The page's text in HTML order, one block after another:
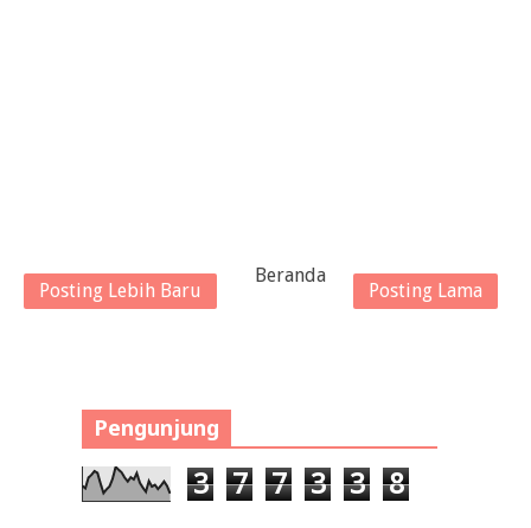
Posting Lebih Baru Posting Lama
Beranda
Pengunjung
3 7 7 3 3 8